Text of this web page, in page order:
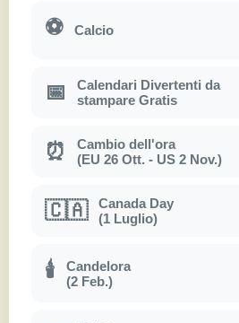
⚽ Calcio
📅
Calendari Divertenti da
stampare Gratis
⏰
Cambio dell'ora
(EU 26 Ott. - US 2 Nov.)
🇨🇦
Canada Day
(1 Luglio)
🕯
Candelora
(2 Feb.)